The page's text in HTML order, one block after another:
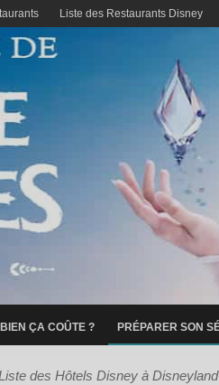
Liste des Restaurants Disney
ÇA COÛTE ? PRÉPARER SON
des Hôtels Disney à